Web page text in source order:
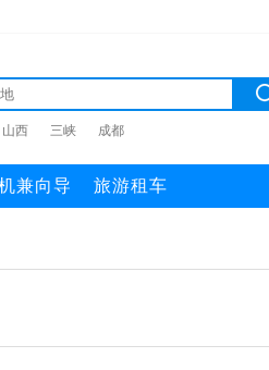
山西 三峡 成都
兼向导 旅游租车